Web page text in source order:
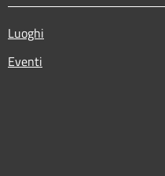
Luoghi
Eventi